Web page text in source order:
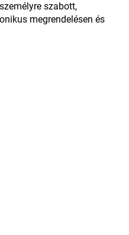
szabott,
megrendelésen és